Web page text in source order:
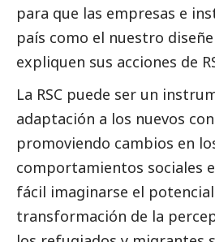
para que las empresas e
país como el nuestro
expliquen sus acciones de
La RSC puede ser un
adaptación a los nuevos
promoviendo cambios en
comportamientos sociales
fácil imaginarse el
transformación de la